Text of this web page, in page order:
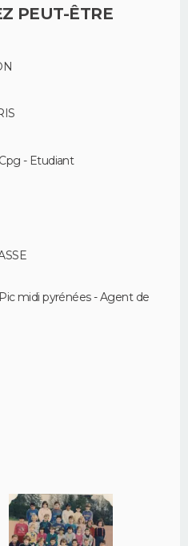
PEUT-ÊTRE
- Etudiant
midi pyrénées - Agent de